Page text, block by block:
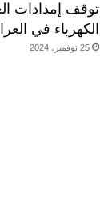
توقف إمدادات
الكهرباء في
25 نوفمبر، 2024